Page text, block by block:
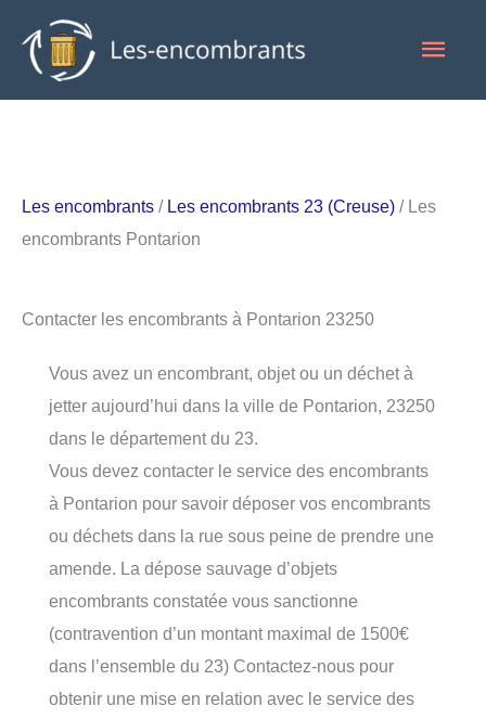
contenu
Les encombrants / Les encombrants 23 (Creuse) / Les
encombrants Pontarion
Contacter les encombrants à Pontarion 23250
Vous avez un encombrant, objet ou un déchet à
jetter aujourd’hui dans la ville de Pontarion, 23250
dans le département du 23.
Vous devez contacter le service des encombrants
à Pontarion pour savoir déposer vos encombrants
ou déchets dans la rue sous peine de prendre une
amende. La dépose sauvage d’objets
encombrants constatée vous sanctionne
(contravention d’un montant maximal de 1500€
dans l’ensemble du 23) Contactez-nous pour
obtenir une mise en relation avec le service des